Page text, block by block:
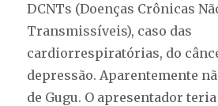
DCNTs (Doenças Crônicas
Transmissíveis), caso das
cardiorrespiratórias, do
depressão. Aparentemente
de Gugu. O apresentador